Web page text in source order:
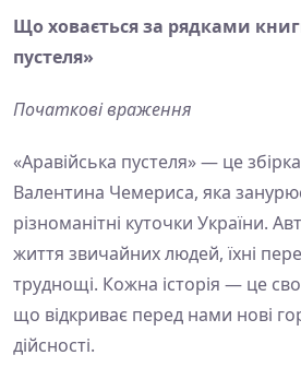
Що ховається за рядками
пустеля»
Початкові враження
«Аравійська пустеля» — це
Валентина Чемериса, яка
різноманітні куточки України.
життя звичайних людей, їхні
труднощі. Кожна історія — це
що відкриває перед нами нові
дійсності.